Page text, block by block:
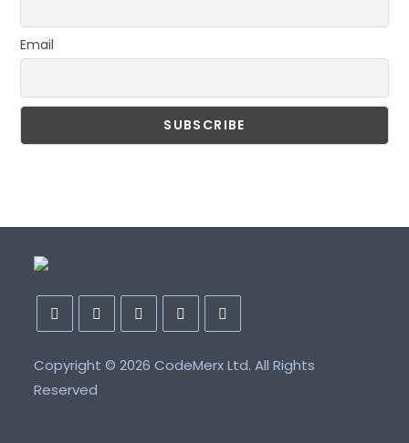
Email
Copyright ©2026 CodeMerx Ltd. All Rights
Reserved